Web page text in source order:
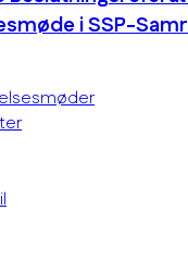
i SSP-